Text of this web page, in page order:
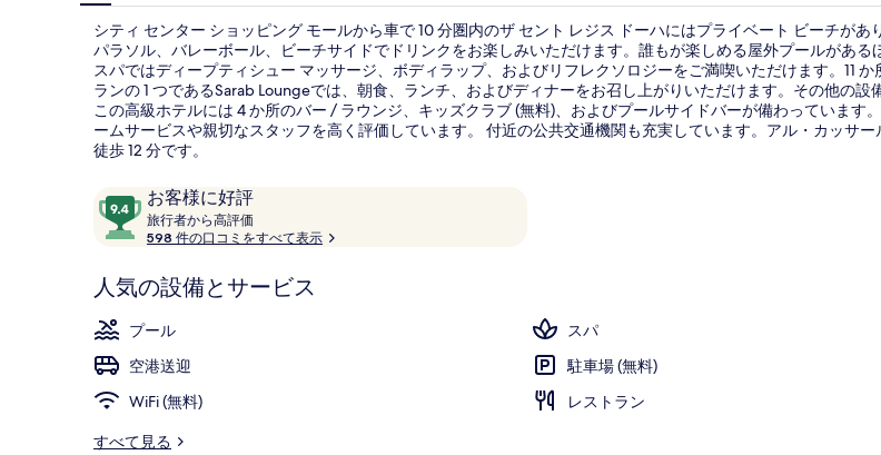
リ
ー
シティ センター ショッピング モールから車で 10 分圏内のザ セント レジス ドーハにはプライベート ビーチがあ
パラソル、バレーボール、ビーチサイドでドリンクをお楽しみいただけます。誰もが楽しめる屋外プールがある
スパではディープティシュー マッサージ、ボディラップ、およびリフレクソロジーをご満喫いただけます。11 か
ランの 1 つであるSarab Loungeでは、朝食、ランチ、およびディナーをお召し上がりいただけます。その他の設
この高級ホテルには 4 か所のバー / ラウンジ、キッズクラブ (無料)、およびプールサイドバーが備わっています
ームサービスや親切なスタッフを高く評価しています。 付近の公共交通機関も充実しています。アル・カッサー
徒歩 12 分です。
口
コ
ミ
お客様に好評
10
段
階
9.4、
客
様
に
評
旅行者から高評価
行
598 件の口コミをすべて表示
人気の設備とサービス
プール
スパ
空港送迎
駐車場 (無料)
WiFi (無料)
レストラン
すべて見る